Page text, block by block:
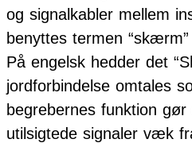
og signalkabler mellem
benyttes termen “skærm”
På engelsk hedder det
jordforbindelse omtales
begrebernes funktion
utilsigtede signaler væk